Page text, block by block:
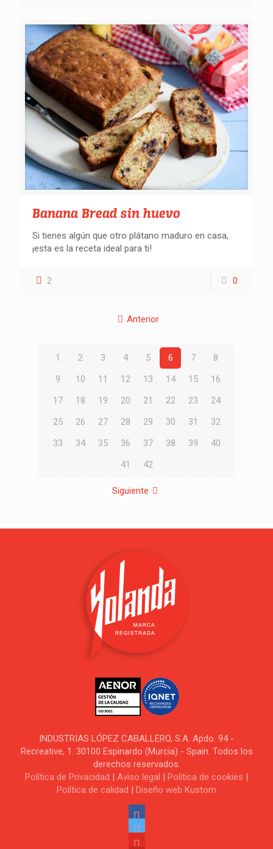
Banana Bread sin huevo
Si tienes algún que otro plátano maduro en casa,
¡esta es la receta ideal para ti!
2 0
Anterior
1 2 3 4 5 6 7
8
9
10 11 12 13 14 15
16
17
18 19 20 21 22 23
24
25
26 27 28 29 30 31
32
33
34 35 36 37 38 39
40
41
42
Siguiente
INDUSTRIAS LÓPEZ CABALLERO, S.A. Apdo. 94 -
Recreative, 1. 30100 Espinardo (Murcia) - Spain. Todos los
derechos reservados.
Política de Privacidad | Aviso legal | Política de cookies |
Política de calidad | Diseño web Kustom